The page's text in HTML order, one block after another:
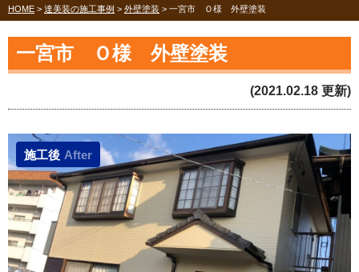
HOME > 達美装の施工事例 > 外壁塗装 > 一宮市 Ｏ様 外壁塗装
一宮市 Ｏ様 外壁塗装
(2021.02.18 更新)
施工後 After